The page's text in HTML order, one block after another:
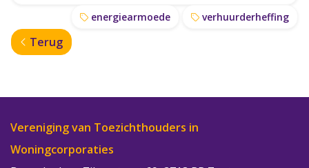
energiearmoede
verhuurderheffing
Terug
Vereniging van Toezichthouders in
Woningcorporaties